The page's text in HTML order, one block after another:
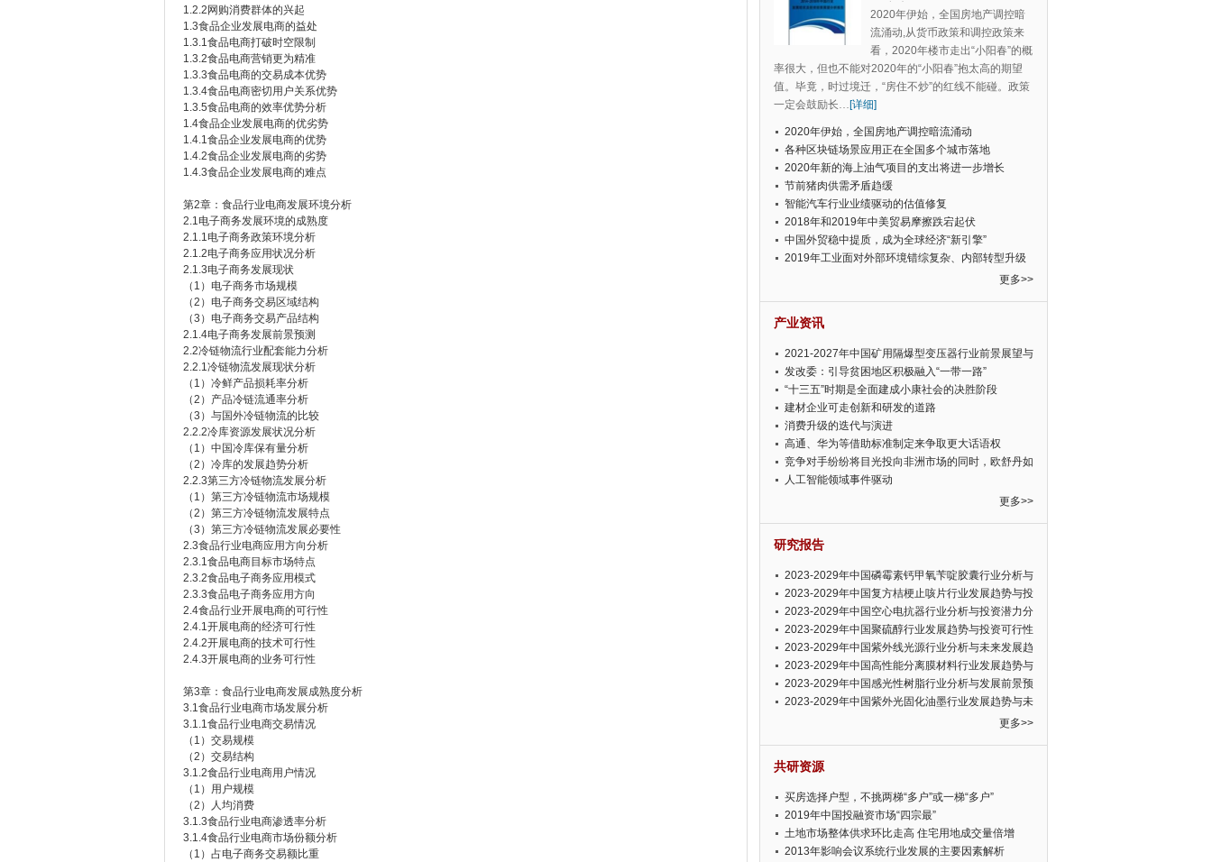
1.2.2网购消费群体的兴起
1.3食品企业发展电商的益处
1.3.1食品电商打破时空限制
1.3.2食品电商营销更为精准
1.3.3食品电商的交易成本优势
1.3.4食品电商密切用户关系优势
1.3.5食品电商的效率优势分析
1.4食品企业发展电商的优劣势
1.4.1食品企业发展电商的优势
1.4.2食品企业发展电商的劣势
1.4.3食品企业发展电商的难点
第2章：食品行业电商发展环境分析
2.1电子商务发展环境的成熟度
2.1.1电子商务政策环境分析
2.1.2电子商务应用状况分析
2.1.3电子商务发展现状
（1）电子商务市场规模
（2）电子商务交易区域结构
（3）电子商务交易产品结构
2.1.4电子商务发展前景预测
2.2冷链物流行业配套能力分析
2.2.1冷链物流发展现状分析
（1）冷鲜产品损耗率分析
（2）产品冷链流通率分析
（3）与国外冷链物流的比较
2.2.2冷库资源发展状况分析
（1）中国冷库保有量分析
（2）冷库的发展趋势分析
2.2.3第三方冷链物流发展分析
（1）第三方冷链物流市场规模
（2）第三方冷链物流发展特点
（3）第三方冷链物流发展必要性
2.3食品行业电商应用方向分析
2.3.1食品电商目标市场特点
2.3.2食品电子商务应用模式
2.3.3食品电子商务应用方向
2.4食品行业开展电商的可行性
2.4.1开展电商的经济可行性
2.4.2开展电商的技术可行性
2.4.3开展电商的业务可行性
第3章：食品行业电商发展成熟度分析
3.1食品行业电商市场发展分析
3.1.1食品行业电商交易情况
（1）交易规模
（2）交易结构
3.1.2食品行业电商用户情况
（1）用户规模
（2）人均消费
3.1.3食品行业电商渗透率分析
3.1.4食品行业电商市场份额分析
（1）占电子商务交易额比重
控暗流涌动
2020年伊始，全国房地产调控暗
流涌动,从货币政策和调控政策来
看，2020年楼市走出“小阳春”的概
率很大，但也不能对2020年的“小阳春”抱太高的期望
值。毕竟，时过境迁，“房住不炒”的红线不能碰。政策
一定会鼓励长…[详细]
2020年伊始，全国房地产调控暗流涌动
各种区块链场景应用正在全国多个城市落地
2020年新的海上油气项目的支出将进一步增长
节前猪肉供需矛盾趋缓
智能汽车行业业绩驱动的估值修复
2018年和2019年中美贸易摩擦跌宕起伏
中国外贸稳中提质，成为全球经济“新引擎”
2019年工业面对外部环境错综复杂、内部转型升级
更多>>
产业资讯
2021-2027年中国矿用隔爆型变压器行业前景展望与
投资前景预测报告
发改委：引导贫困地区积极融入“一带一路”
“十三五”时期是全面建成小康社会的决胜阶段
建材企业可走创新和研发的道路
消费升级的迭代与演进
高通、华为等借助标准制定来争取更大话语权
竞争对手纷纷将目光投向非洲市场的同时，欧舒丹如
此淡定，难道就真的不怕丧失先机吗?
人工智能领域事件驱动
更多>>
研究报告
2023-2029年中国磷霉素钙甲氧苄啶胶囊行业分析与
投资可行性报告
2023-2029年中国复方桔梗止咳片行业发展趋势与投
资潜力分析报告
2023-2029年中国空心电抗器行业分析与投资潜力分
析报告
2023-2029年中国聚硫醇行业发展趋势与投资可行性
报告
2023-2029年中国紫外线光源行业分析与未来发展趋
势报告
2023-2029年中国高性能分离膜材料行业发展趋势与
发展前景预测报告
2023-2029年中国感光性树脂行业分析与发展前景预
测报告
2023-2029年中国紫外光固化油墨行业发展趋势与未
更多>>
共研资源
买房选择户型，不挑两梯“多户”或一梯“多户”
2019年中国投融资市场“四宗最”
土地市场整体供求环比走高 住宅用地成交量倍增
2013年影响会议系统行业发展的主要因素解析